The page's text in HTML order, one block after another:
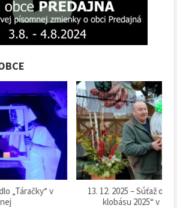
o „Naj domácu
v Predajnej
07. 12. 2025 – Vítanie